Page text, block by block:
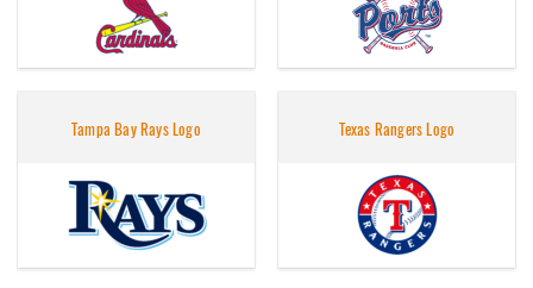
Tampa Bay Rays Logo Texas Rangers Logo